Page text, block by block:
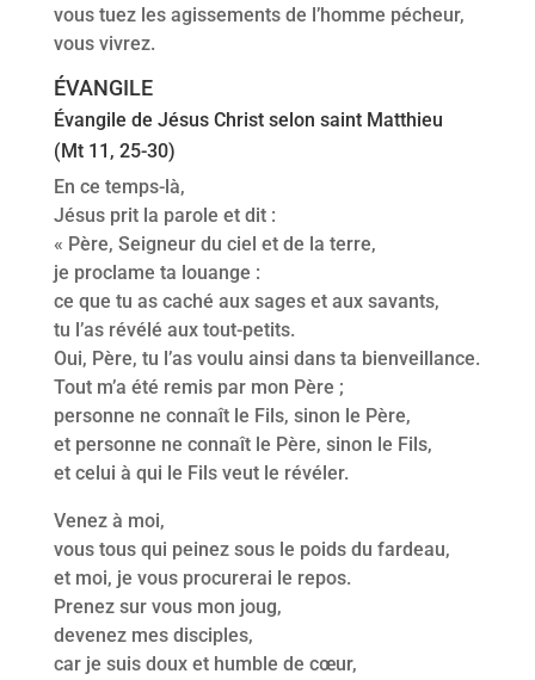
vous tuez les agissements de l’homme pécheur,
vous vivrez.
ÉVANGILE
Évangile de Jésus Christ selon saint Matthieu
(Mt 11, 25-30)
En ce temps-là,
Jésus prit la parole et dit :
« Père, Seigneur du ciel et de la terre,
je proclame ta louange :
ce que tu as caché aux sages et aux savants,
tu l’as révélé aux tout-petits.
Oui, Père, tu l’as voulu ainsi dans ta bienveillance.
Tout m’a été remis par mon Père ;
personne ne connaît le Fils, sinon le Père,
et personne ne connaît le Père, sinon le Fils,
et celui à qui le Fils veut le révéler.
Venez à moi,
vous tous qui peinez sous le poids du fardeau,
et moi, je vous procurerai le repos.
Prenez sur vous mon joug,
devenez mes disciples,
car je suis doux et humble de cœur,